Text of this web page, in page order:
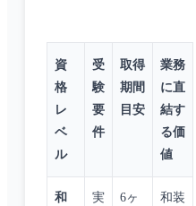
資
格
レ
ベ
ル
受
験
要
件
取得
期間
目安
業務
に直
結す
る価
値
和
実
6ヶ
和装